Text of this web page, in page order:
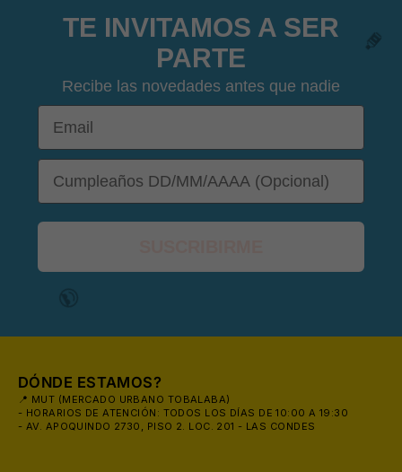
TE INVITAMOS A SER
PARTE
Recibe las novedades antes que nadie
Email
DOB
DÓNDE ESTAMOS?
📍 MUT (MERCADO URBANO TOBALABA)
- HORARIOS DE ATENCIÓN: TODOS LOS DÍAS DE 10:00 A 19:30
- AV. APOQUINDO 2730, PISO 2. LOC. 201 - LAS CONDES
🧴